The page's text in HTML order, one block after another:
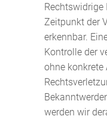
Rechtswidrige
Zeitpunkt der
erkennbar.
Kontrolle der
ohne konkrete
werden wir